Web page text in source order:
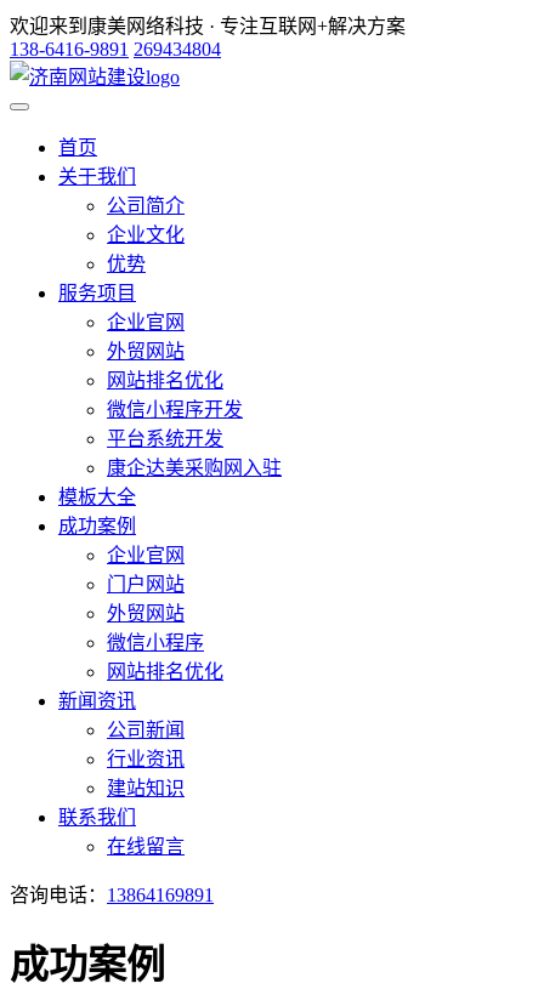
欢迎来到康美网络科技 · 专注互联网+解决方案
138-6416-9891 269434804
首页
关于我们
公司简介
企业文化
优势
服务项目
企业官网
外贸网站
网站排名优化
微信小程序开发
平台系统开发
康企达美采购网入驻
模板大全
成功案例
企业官网
门户网站
外贸网站
微信小程序
网站排名优化
新闻资讯
公司新闻
行业资讯
建站知识
联系我们
在线留言
咨询电话： 13864169891
成功案例